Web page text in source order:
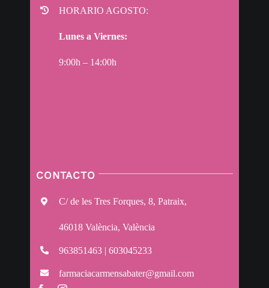
HORARIO AGOSTO:
Lunes a Viernes:
9:00h – 14:00h
CONTACTO
C/ de les Tres Forques, 8, Patraix,
46018 València, València
963851463 | 603045233
farmaciacarmensabater@gmail.com